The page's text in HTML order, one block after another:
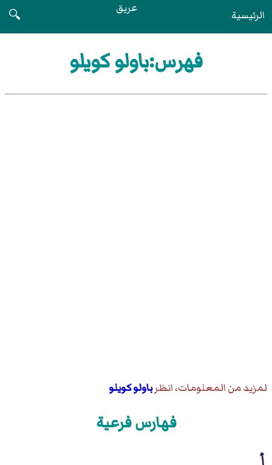
الرئيسية عريق
🔍
فهرس:باولو كويلو
لمزيد من المعلومات، انظرباولو كويلو
فهارس فرعية
أ